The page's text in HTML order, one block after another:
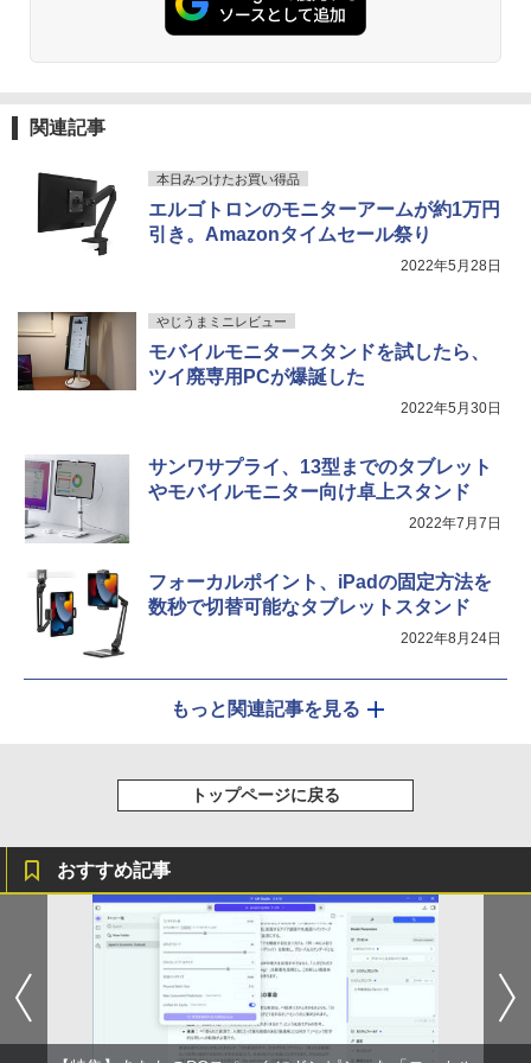
関連記事
本日みつけたお買い得品
エルゴトロンのモニターアームが約1万円
引き。Amazonタイムセール祭り
2022年5月28日
やじうまミニレビュー
モバイルモニタースタンドを試したら、
ツイ廃専用PCが爆誕した
2022年5月30日
サンワサプライ、13型までのタブレット
やモバイルモニター向け卓上スタンド
2022年7月7日
フォーカルポイント、iPadの固定方法を
数秒で切替可能なタブレットスタンド
2022年8月24日
もっと関連記事を見る
トップページに戻る
おすすめ記事